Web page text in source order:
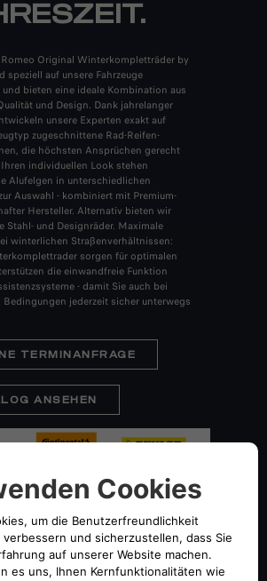
Original Winterkompletträder by
speziell auf unsere Fahrzeuge
bieten eine ideale Kombination aus
und Design. Dank jahrelanger
unsere Experten exakt auf
zugeschnittene Rad-Reifen-
die höchsten Ansprüchen gerecht
individuellen Look stehen
Alufelgen in unterschiedlichen
Auswahl - kombiniert mit Premium-
Hersteller. Alternativ bieten wir
Stahl- und Designräder. Maximale
winterlichen Straßenverhältnissen:
sorgen für optimalen
die einwandfreie Funktion
- damit Sie auch bei
jederzeit sicher unterwegs
TERMINANFRAGE
ANSEHEN